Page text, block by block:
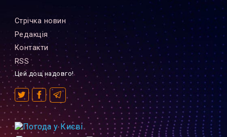
Стрiчка новин
Редакцiя
Контакти
RSS
Цей дощ надовго!